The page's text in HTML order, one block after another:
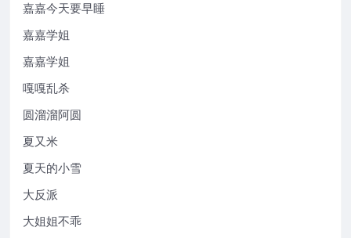
嘉嘉今天要早睡
嘉嘉学姐
嘉嘉学姐
嘎嘎乱杀
圆溜溜阿圆
夏又米
夏天的小雪
大反派
大姐姐不乖